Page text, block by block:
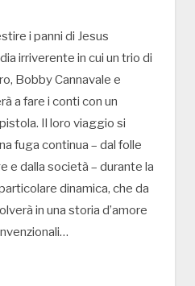
i panni di Jesus
irriverente in cui un trio di
Bobby Cannavale e
a fare i conti con un
Il loro viaggio si
fuga continua – dal folle
e dalla società – durante la
dinamica, che da
in una storia d’amore